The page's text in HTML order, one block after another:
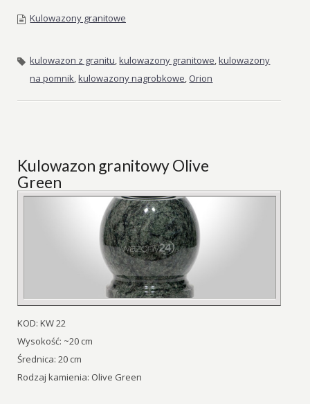
Kulowazony granitowe
kulowazon z granitu,kulowazony granitowe,kulowazony
na pomnik,kulowazony nagrobkowe, Orion
Kulowazon granitowy Olive
Green
KOD: KW 22
Wysokość: ~20 cm
Średnica: 20 cm
Rodzaj kamienia: Olive Green